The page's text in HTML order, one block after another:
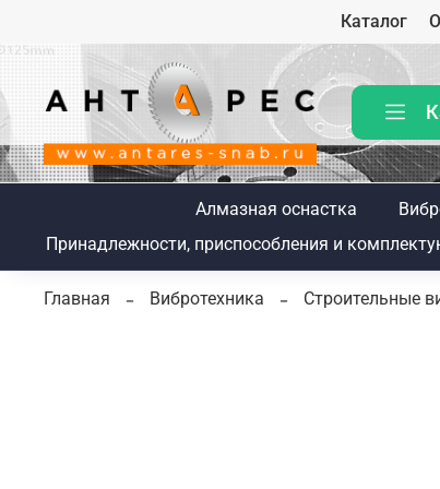
Каталог
Алмазная оснастка
Принадлежности, приспособления и
Главная Вибротехника Строительные